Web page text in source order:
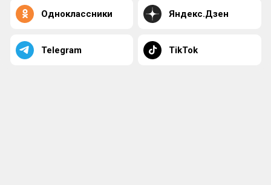
Одноклассники Яндекс.Дзен
Telegram TikTok